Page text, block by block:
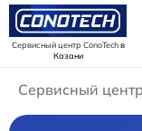
Сервисный центр ConoTechв
Казани
Сервисный